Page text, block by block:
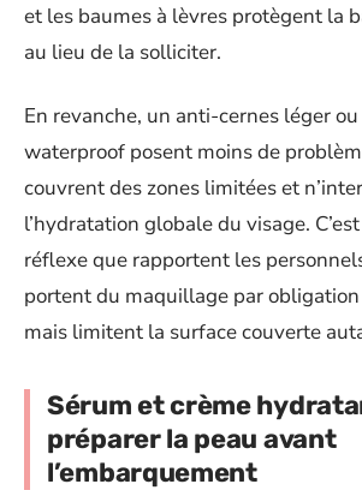
et les baumes à lèvres protègent la
au lieu de la solliciter.
En revanche, un anti-cernes léger
waterproof posent moins de
couvrent des zones limitées et
l’hydratation globale du visage.
réflexe que rapportent les
portent du maquillage par
mais limitent la surface couverte
Sérum et crème
préparer la peau avant
l’embarquement